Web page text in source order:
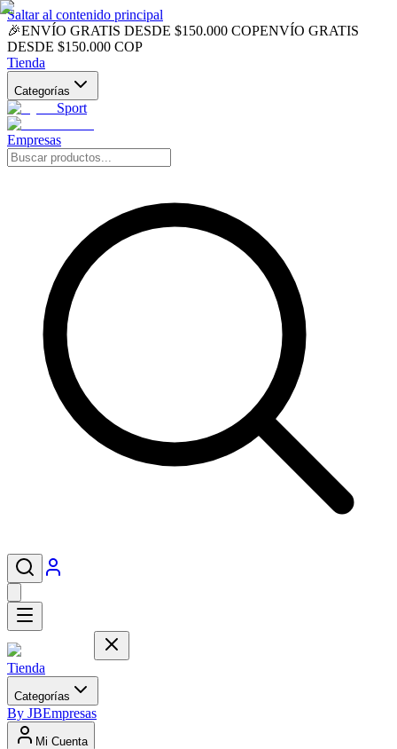
Saltar al contenido principal
🎉ENVÍO GRATIS DESDE $150.000 COPENVÍO GRATIS
DESDE $150.000 COP
Tienda
Categorías
Sport
Empresas
Tienda
Categorías
By JBEmpresas
Mi Cuenta